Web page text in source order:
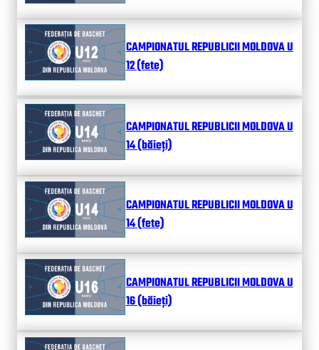
CAMPIONATUL REPUBLICII MOLDOVA U
12 (fete)
CAMPIONATUL REPUBLICII MOLDOVA U
14 (băieți)
CAMPIONATUL REPUBLICII MOLDOVA U
14 (fete)
CAMPIONATUL REPUBLICII MOLDOVA U
16 (băieți)